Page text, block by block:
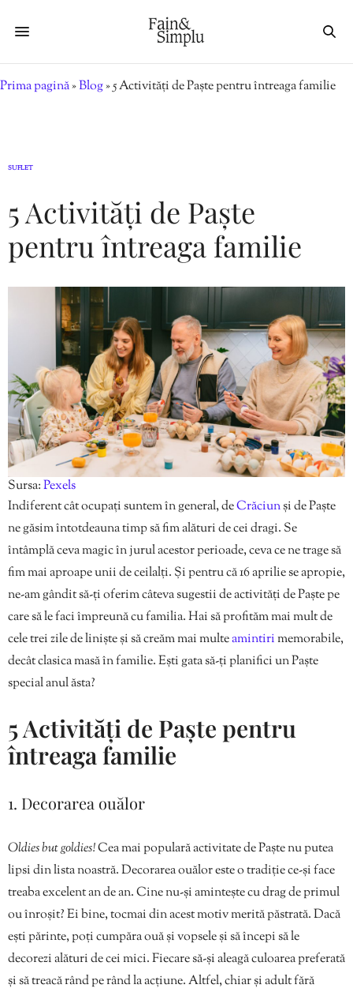
Prima pagină»Blog»5 Activități de Paște pentru întreaga familie
SUFLET
5 Activități de Paște
pentru întreaga familie
Sursa:Pexels
Indiferent cât ocupați suntem în general, deCrăciunși de Paște
ne găsim întotdeauna timp să fim alături de cei dragi. Se
întâmplă ceva magic în jurul acestor perioade, ceva ce ne trage să
fim mai aproape unii de ceilalți. Și pentru că 16 aprilie se apropie,
ne-am gândit să-ți oferim câteva sugestii de activități de Paște pe
care să le faci împreună cu familia. Hai să profităm mai mult de
cele trei zile de liniște și să creăm mai multeamintirimemorabile,
decât clasica masă în familie. Ești gata să-ți planifici un Paște
special anul ăsta?
5 Activități de Paște pentru
întreaga familie
1. Decorarea ouălor
Oldies but goldies!Cea mai populară activitate de Paște nu putea
lipsi din lista noastră. Decorarea ouălor este o tradiție ce-și face
treaba excelent an de an. Cine nu-și amintește cu drag de primul
ou înroșit? Ei bine, tocmai din acest motiv merită păstrată. Dacă
ești părinte, poți cumpăra ouă și vopsele și să începi să le
decorezi alături de cei mici. Fiecare să-și aleagă culoarea preferată
și să treacă rând pe rând la acțiune. Altfel, chiar și adult fără